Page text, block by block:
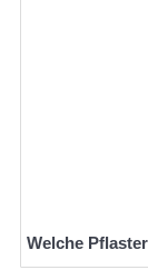
Welche